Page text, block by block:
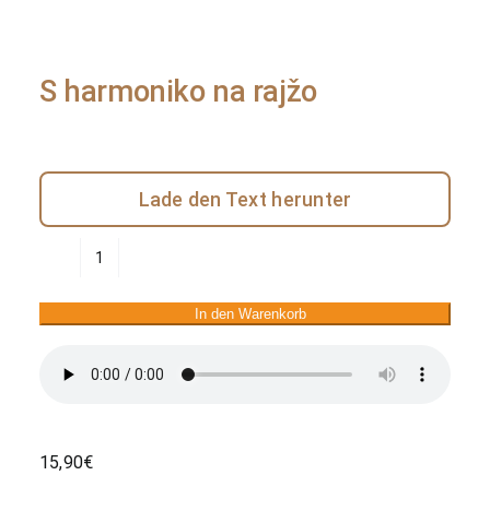
S harmoniko na rajžo
Lade den Text herunter
harmoniko
na
In den Warenkorb
15,90€